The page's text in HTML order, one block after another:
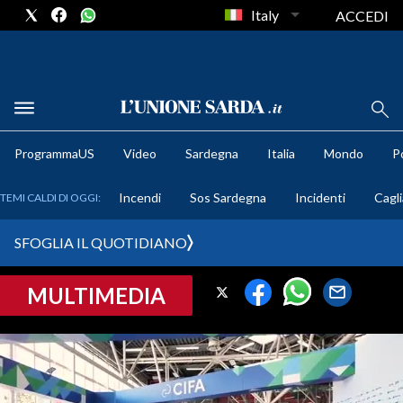
METEO
CRONACA SARDEGNA
PROVINCIA DI CAGLIARI
SULCIS IGLESIENTE
Italy ACCEDI
ProgrammaUS Video Sardegna Italia Mondo
TEMI CALDI DI OGGI: Incendi Sos Sardegna Incidenti
SFOGLIA IL QUOTIDIANO
MULTIMEDIA